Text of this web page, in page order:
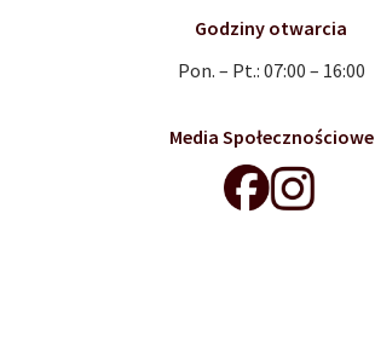
Godziny otwarcia
Pon. – Pt.: 07:00 – 16:00
Media Społecznościowe